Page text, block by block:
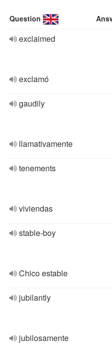
Question
exclaimed
exclamó
gaudily
llamativamente
tenements
viviendas
stable-boy
Chico estable
jubilantly
jubilosamente